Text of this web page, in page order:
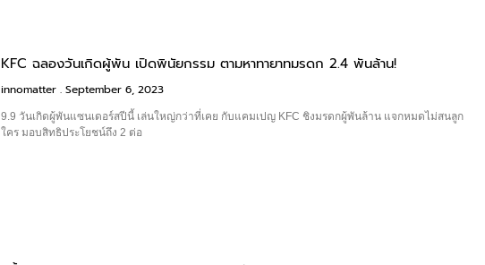
KFC ฉลองวันเกิดผู้พัน เปิดพินัยกรรม ตามหาทายาทมรดก 2.4 พันล้าน!
innomatter September 6, 2023
9.9 วันเกิดผู้พันแซนเดอร์สปีนี้ เล่นใหญ่กว่าที่เคย กับแคมเปญ KFC ชิงมรดกผู้พันล้าน แจกหมดไม่สนลูก
ใคร มอบสิทธิประโยชน์ถึง 2 ต่อ